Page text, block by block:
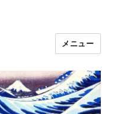
メニュー